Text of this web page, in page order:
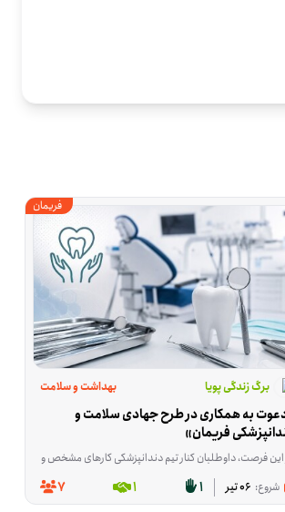
در جمع‌آوری این اقلام سهمی داشته باشید، برای این فرصت داوطلب شوید.
مشخص و ملموس برای خانواده‌های نیازمند اصفهان، استان اصفهان مشارکت داشته باشید، این فرصت می‌تواند انتخاب مناسبی باشد. اگر مایلید در این مسیر کنار
ساده نیست. این فرصت برای همکاری در یک دوره آنلاین سوگ‌درمانی شکل گرفته تا به بهتر شدن عملکرد روان‌شناختی در اتاق درمان
فریمان
برگ زندگی پویا بهداشت و سلامت
فریمان»
فرصت، داوطلبان کنار تیم دندانپزشکی کارهای مشخص و مهمی را پیش می‌برند؛ از آماده‌سازی و ضدعفونی تجهیزات و آماده کردن مواد مصرفی گرفته تا
شروع: 06 تیر 1
1
7